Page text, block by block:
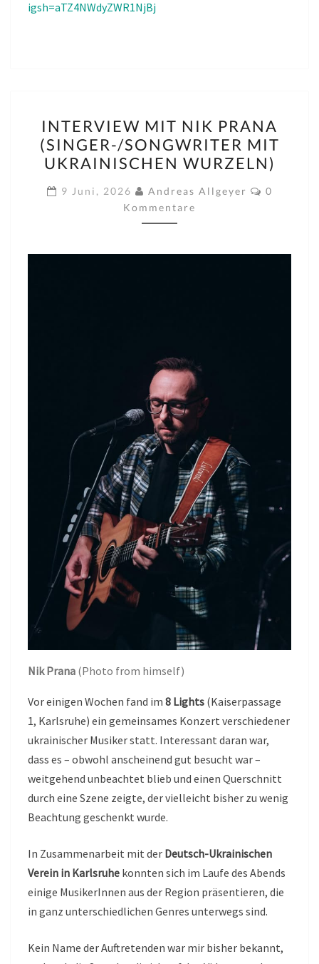
igsh=aTZ4NWdyZWR1NjBj
MIT
NIK
PRANA
(SINGER-/SONGWRITER
MIT
UKRAINISCHEN
INTERVIEW MIT NIK PRANA
(SINGER-/SONGWRITER MIT
UKRAINISCHEN WURZELN)
9 Juni, 2026 Andreas Allgeyer
0
Kommentare
Nik Prana (Photo from himself)
Vor einigen Wochen fand im 8 Lights (Kaiserpassage
1, Karlsruhe) ein gemeinsames Konzert verschiedener
ukrainischer Musiker statt. Interessant daran war,
dass es – obwohl anscheinend gut besucht war –
weitgehend unbeachtet blieb und einen Querschnitt
durch eine Szene zeigte, der vielleicht bisher zu wenig
Beachtung geschenkt wurde.
In Zusammenarbeit mit der Deutsch-Ukrainischen
Verein in Karlsruhe konnten sich im Laufe des Abends
einige MusikerInnen aus der Region präsentieren, die
in ganz unterschiedlichen Genres unterwegs sind.
Kein Name der Auftretenden war mir bisher bekannt,